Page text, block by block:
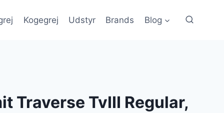
Kogegrej Udstyr Brands Blog
Traverse TvIII Regular,